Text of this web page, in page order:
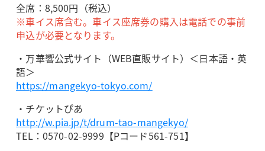
全席：8,500円（税込）
※車イス席含む。車イス座席券の購入は電話での事前
申込が必要となります。
・万華響公式サイト（WEB直販サイト）＜日本語・英
語＞
https://mangekyo-tokyo.com/
・チケットぴあ
http://w.pia.jp/t/drum-tao-mangekyo/
TEL：0570-02-9999【Pコード561-751】